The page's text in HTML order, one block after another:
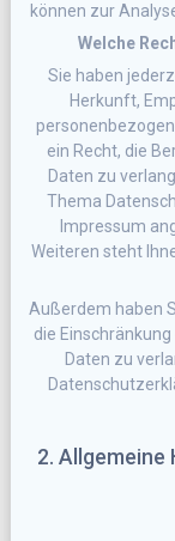
können zur
Welche
Sie haben
Herkunft,
ein Recht, die
Daten zu
Thema
Impressum
Weiteren steht
Außerdem haben
die
Daten zu
2.